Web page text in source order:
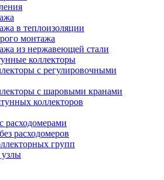
в теплоизоляции
монтажа
из нержавеющей стали
коллекторы
с регулировочными
с шаровыми кранами
коллекторов
расходомерами
расходомеров
групп
узлы